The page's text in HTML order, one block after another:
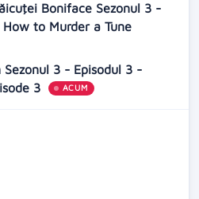
Boniface Sezonul 3 -
to Murder a Tune
3 - Episodul 3 -
3
ACUM